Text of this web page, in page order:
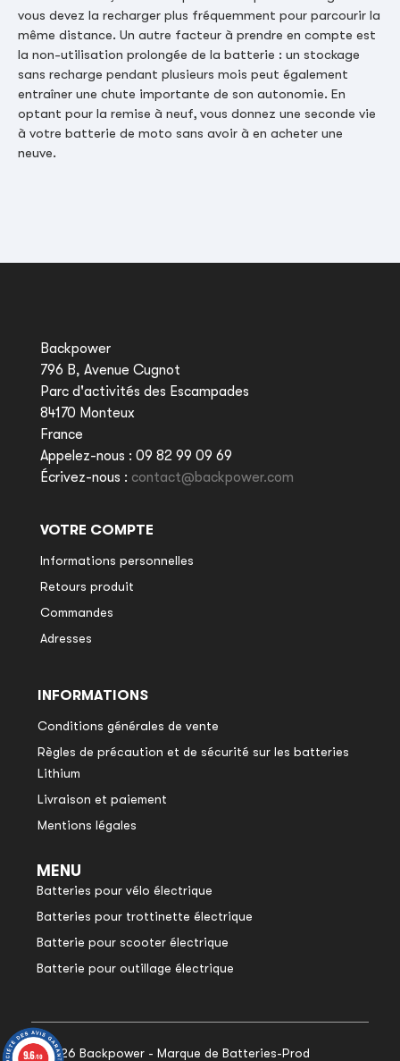
vous devez la recharger plus fréquemment pour parcourir la
même distance. Un autre facteur à prendre en compte est
la non-utilisation prolongée de la batterie : un stockage
sans recharge pendant plusieurs mois peut également
entraîner une chute importante de son autonomie. En
optant pour la remise à neuf, vous donnez une seconde vie
à votre batterie de moto sans avoir à en acheter une
neuve.
Backpower
796 B, Avenue Cugnot
Parc d'activités des Escampades
84170 Monteux
France
Appelez-nous : 09 82 99 09 69
Écrivez-nous : contact@backpower.com
VOTRE COMPTE
Informations personnelles
Retours produit
Commandes
Adresses
INFORMATIONS
Conditions générales de vente
Règles de précaution et de sécurité sur les batteries
Lithium
Livraison et paiement
Mentions légales
MENU
Batteries pour vélo électrique
Batteries pour trottinette électrique
Batterie pour scooter électrique
Batterie pour outillage électrique
© 2026 Backpower - Marque de Batteries-Prod
9.6/10
9.6/10